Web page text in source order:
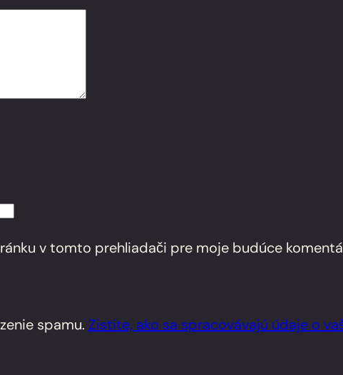
v tomto prehliadači pre moje budúce
spamu. Zistite, ako sa spracovávajú údaje o